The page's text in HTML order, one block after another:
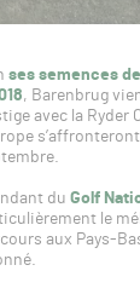
ses semences
, Barenbrug
avec la Ryder
du Golf
le
aux Pays-